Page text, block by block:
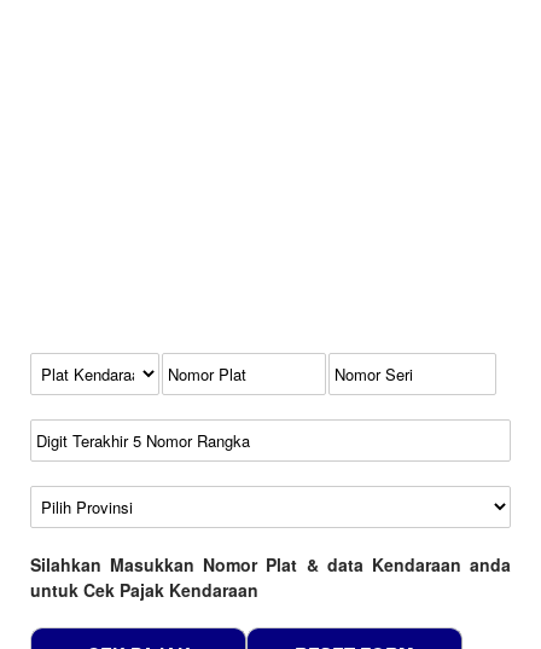
Kode Plat Kendaraan
No Plat
No Seri
No Rangka
Wilayah
Silahkan Masukkan Nomor Plat & data Kendaraan anda
untuk Cek Pajak Kendaraan